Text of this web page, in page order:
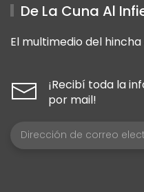
De La Cuna Al
El multimedio del
¡Recibí toda la
por mail!